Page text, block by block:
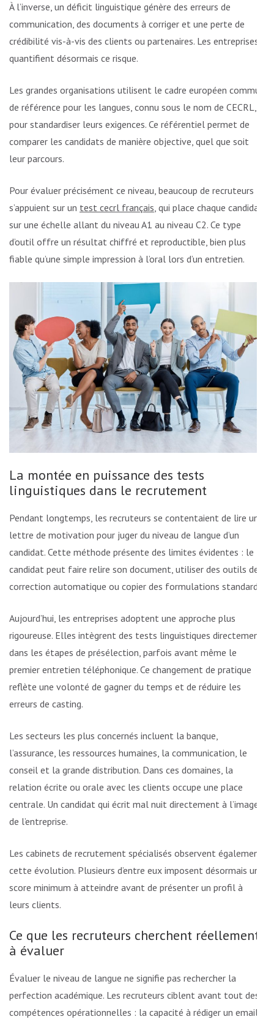
À l’inverse, un déficit linguistique génère des erreurs de
communication, des documents à corriger et une perte de
crédibilité vis-à-vis des clients ou partenaires. Les entreprises
quantifient désormais ce risque.
Les grandes organisations utilisent le cadre européen commun
de référence pour les langues, connu sous le nom de CECRL,
pour standardiser leurs exigences. Ce référentiel permet de
comparer les candidats de manière objective, quel que soit
leur parcours.
Pour évaluer précisément ce niveau, beaucoup de recruteurs
s’appuient sur un test cecrl français, qui place chaque candidat
sur une échelle allant du niveau A1 au niveau C2. Ce type
d’outil offre un résultat chiffré et reproductible, bien plus
fiable qu’une simple impression à l’oral lors d’un entretien.
La montée en puissance des tests
linguistiques dans le recrutement
Pendant longtemps, les recruteurs se contentaient de lire une
lettre de motivation pour juger du niveau de langue d’un
candidat. Cette méthode présente des limites évidentes : le
candidat peut faire relire son document, utiliser des outils de
correction automatique ou copier des formulations standard.
Aujourd’hui, les entreprises adoptent une approche plus
rigoureuse. Elles intègrent des tests linguistiques directement
dans les étapes de présélection, parfois avant même le
premier entretien téléphonique. Ce changement de pratique
reflète une volonté de gagner du temps et de réduire les
erreurs de casting.
Les secteurs les plus concernés incluent la banque,
l’assurance, les ressources humaines, la communication, le
conseil et la grande distribution. Dans ces domaines, la
relation écrite ou orale avec les clients occupe une place
centrale. Un candidat qui écrit mal nuit directement à l’image
de l’entreprise.
Les cabinets de recrutement spécialisés observent également
cette évolution. Plusieurs d’entre eux imposent désormais un
score minimum à atteindre avant de présenter un profil à
leurs clients.
Ce que les recruteurs cherchent réellement
à évaluer
Évaluer le niveau de langue ne signifie pas rechercher la
perfection académique. Les recruteurs ciblent avant tout des
compétences opérationnelles : la capacité à rédiger un email